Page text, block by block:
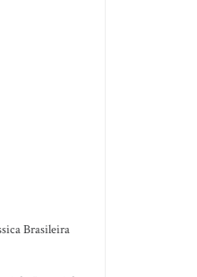
Brasileira